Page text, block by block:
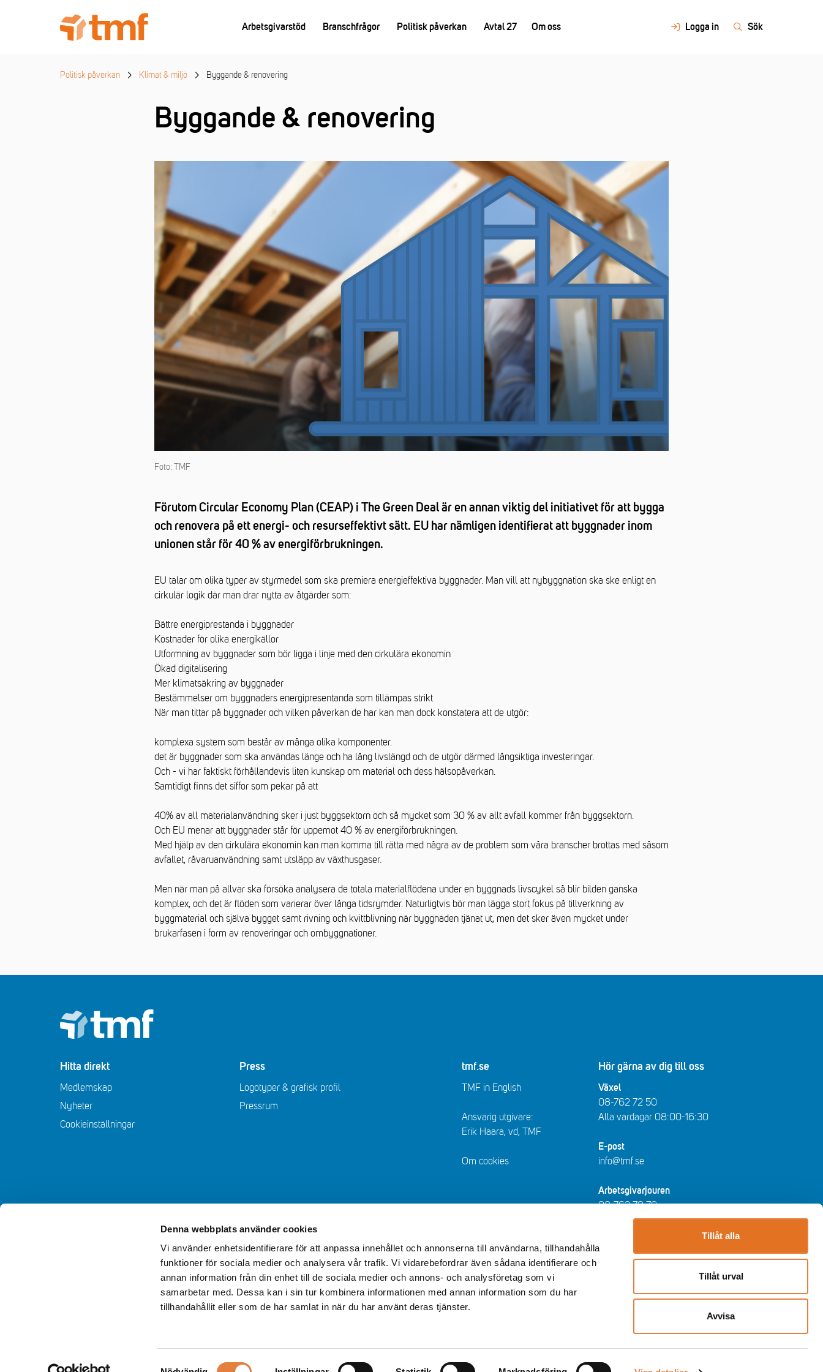
Denna webbplats använder cookies
Vi använder enhetsidentifierare för att anpassa innehållet och annonserna till användarna, tillhandahålla
funktioner för sociala medier och analysera vår trafik. Vi vidarebefordrar även sådana identifierare och
annan information från din enhet till de sociala medier och annons- och analysföretag som vi
samarbetar med. Dessa kan i sin tur kombinera informationen med annan information som du har
tillhandahållit eller som de har samlat in när du har använt deras tjänster.
Samtyckesval
Tillåt alla
Tillåt urval
Avvisa
Arbetsgivarstöd Branschfrågor Politisk påverkan Avtal 27 Om oss Logga in Sök
Politisk påverkan Klimat & miljö Byggande & renovering
Byggande & renovering
Foto: TMF
Förutom Circular Economy Plan (CEAP) i The Green Deal är en annan viktig del initiativet för att bygga
och renovera på ett energi- och resurseffektivt sätt. EU har nämligen identifierat att byggnader inom
unionen står för 40 % av energiförbrukningen.
EU talar om olika typer av styrmedel som ska premiera energieffektiva byggnader. Man vill att nybyggnation ska ske enligt en
cirkulär logik där man drar nytta av åtgärder som:
Bättre energiprestanda i byggnader
Kostnader för olika energikällor
Utformning av byggnader som bör ligga i linje med den cirkulära ekonomin
Ökad digitalisering
Mer klimatsäkring av byggnader
Bestämmelser om byggnaders energipresentanda som tillämpas strikt
När man tittar på byggnader och vilken påverkan de har kan man dock konstatera att de utgör:
komplexa system som består av många olika komponenter.
det är byggnader som ska användas länge och ha lång livslängd och de utgör därmed långsiktiga investeringar.
Och - vi har faktiskt förhållandevis liten kunskap om material och dess hälsopåverkan.
Samtidigt finns det siffor som pekar på att
40% av all materialanvändning sker i just byggsektorn och så mycket som 30 % av allt avfall kommer från byggsektorn.
Och EU menar att byggnader står för uppemot 40 % av energiförbrukningen.
Med hjälp av den cirkulära ekonomin kan man komma till rätta med några av de problem som våra branscher brottas med såsom
avfallet, råvaruanvändning samt utsläpp av växthusgaser.
Men när man på allvar ska försöka analysera de totala materialflödena under en byggnads livscykel så blir bilden ganska
komplex, och det är flöden som varierar över långa tidsrymder. Naturligtvis bör man lägga stort fokus på tillverkning av
byggmaterial och själva bygget samt rivning och kvittblivning när byggnaden tjänat ut, men det sker även mycket under
brukarfasen i form av renoveringar och ombyggnationer.
Hitta direkt
Medlemskap
Nyheter
Cookieinställningar
Press
Logotyper & grafisk profil
Pressrum
tmf.se
TMF in English
Ansvarig utgivare:
Erik Haara, vd, TMF
Om cookies
Hör gärna av dig till oss
Växel
08-762 72 50
Alla vardagar 08:00-16:30​​
E-post
info@tmf.se
Arbetsgivarjouren
08-762 79 70
arbetsgivarjouren@tmf.se
Vardagar kl 08:30-16:30 - lunchstängt
12:00-13:00​.
Storgatan 19, Stockholm
Post: Box 55525, 102 04 Stockholm